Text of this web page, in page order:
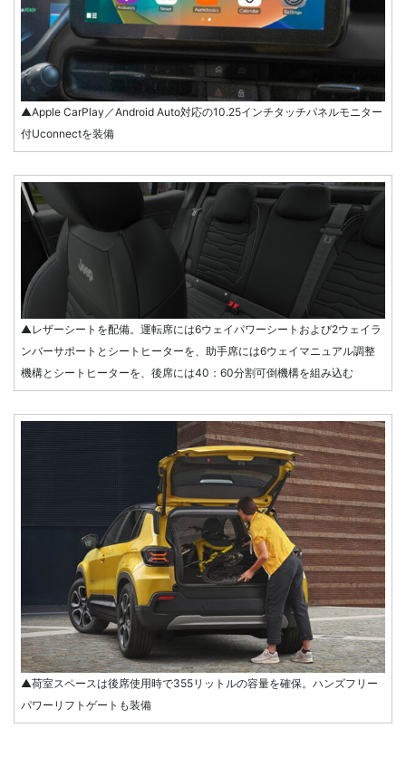
▲Apple CarPlay／Android Auto対応の10.25インチタッチパネルモニター
付Uconnectを装備
▲レザーシートを配備。運転席には6ウェイパワーシートおよび2ウェイラ
ンバーサポートとシートヒーターを、助手席には6ウェイマニュアル調整
機構とシートヒーターを、後席には40：60分割可倒機構を組み込む
▲荷室スペースは後席使用時で355リットルの容量を確保。ハンズフリー
パワーリフトゲートも装備